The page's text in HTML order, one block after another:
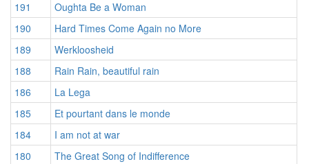
191
Oughta Be a Woman
190
Hard Times Come Again no More
189
Werkloosheid
188
Rain Rain, beautiful rain
186
La Lega
185
Et pourtant dans le monde
184
I am not at war
180
The Great Song of Indifference